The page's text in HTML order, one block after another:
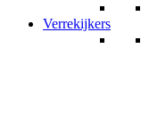
Verrekijkers